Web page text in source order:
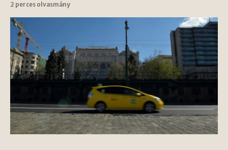
2 perces olvasmány